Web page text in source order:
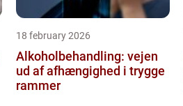
18 february 2026
Alkoholbehandling: vejen
ud af afhængighed i trygge
rammer